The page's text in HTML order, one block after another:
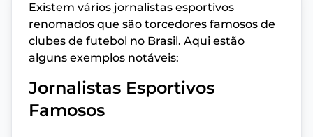
Existem vários jornalistas esportivos
renomados que são torcedores famosos de
clubes de futebol no Brasil. Aqui estão
alguns exemplos notáveis:
Jornalistas Esportivos
Famosos